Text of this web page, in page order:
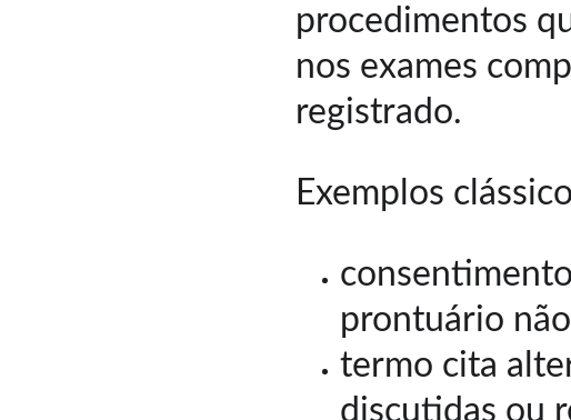
procedimentos
nos exames
registrado.
Exemplos
prontuário
termo cita
discutidas ou